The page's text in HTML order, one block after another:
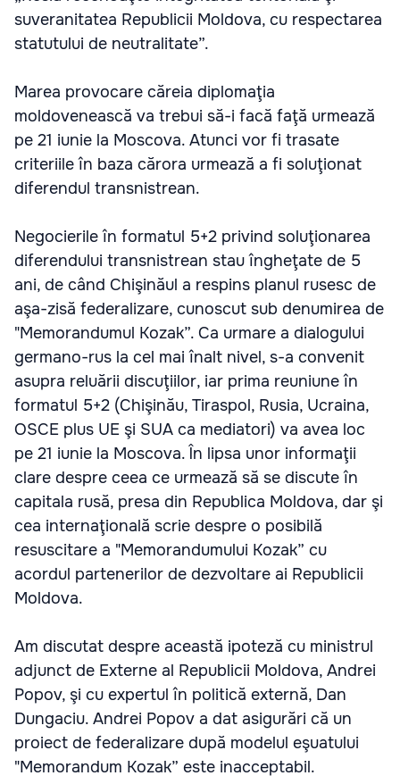
suveranitatea Republicii Moldova, cu respectarea
statutului de neutralitate”.
Marea provocare căreia diplomaţia
moldovenească va trebui să-i facă faţă urmează
pe 21 iunie la Moscova. Atunci vor fi trasate
criteriile în baza cărora urmează a fi soluţionat
diferendul transnistrean.
Negocierile în formatul 5+2 privind soluţionarea
diferendului transnistrean stau îngheţate de 5
ani, de când Chişinăul a respins planul rusesc de
aşa-zisă federalizare, cunoscut sub denumirea de
"Memorandumul Kozak”. Ca urmare a dialogului
germano-rus la cel mai înalt nivel, s-a convenit
asupra reluării discuţiilor, iar prima reuniune în
formatul 5+2 (Chişinău, Tiraspol, Rusia, Ucraina,
OSCE plus UE şi SUA ca mediatori) va avea loc
pe 21 iunie la Moscova. În lipsa unor informaţii
clare despre ceea ce urmează să se discute în
capitala rusă, presa din Republica Moldova, dar şi
cea internaţională scrie despre o posibilă
resuscitare a "Memorandumului Kozak” cu
acordul partenerilor de dezvoltare ai Republicii
Moldova.
Am discutat despre această ipoteză cu ministrul
adjunct de Externe al Republicii Moldova, Andrei
Popov, şi cu expertul în politică externă, Dan
Dungaciu. Andrei Popov a dat asigurări că un
proiect de federalizare după modelul eşuatului
"Memorandum Kozak” este inacceptabil.